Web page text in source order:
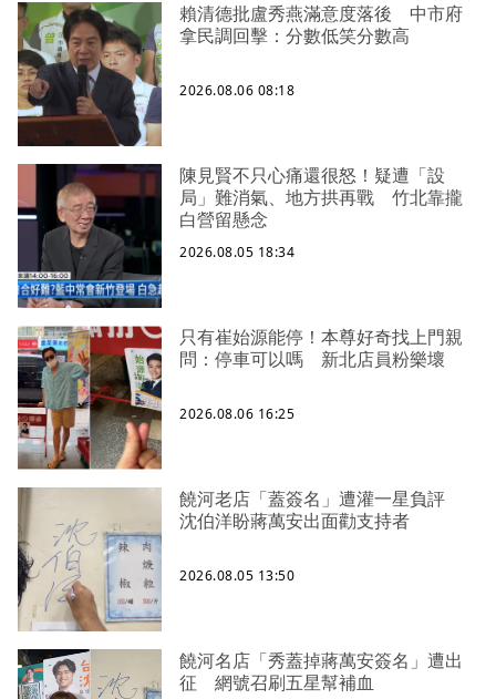
賴清德批盧秀燕滿意度落後 中市府
拿民調回擊：分數低笑分數高
2026.08.06 08:18
陳見賢不只心痛還很怒！疑遭「設
局」難消氣、地方拱再戰 竹北靠攏
白營留懸念
2026.08.05 18:34
只有崔始源能停！本尊好奇找上門親
問：停車可以嗎 新北店員粉樂壞
2026.08.06 16:25
饒河老店「蓋簽名」遭灌一星負評
沈伯洋盼蔣萬安出面勸支持者
2026.08.05 13:50
饒河名店「秀蓋掉蔣萬安簽名」遭出
征 網號召刷五星幫補血